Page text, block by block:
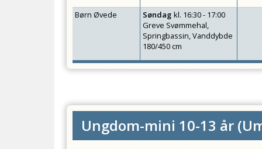
Børn Øvede
Søndag kl. 16:30 - 17:00
Greve Svømmehal,
Springbassin, Vanddybde
180/450 cm
Ungdom-mini 10-13 år (